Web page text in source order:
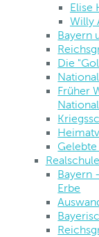
Elise
Willy
Bayern
Die
Früher
Bayern
Erbe